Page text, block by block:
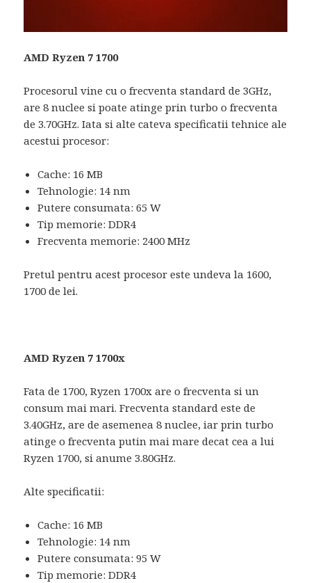
AMD Ryzen 7 1700
Procesorul vine cu o frecventa standard de 3GHz,
are 8 nuclee si poate atinge prin turbo o frecventa
de 3.70GHz. Iata si alte cateva specificatii tehnice ale
acestui procesor:
Cache: 16 MB
Tehnologie: 14 nm
Putere consumata: 65 W
Tip memorie: DDR4
Frecventa memorie: 2400 MHz
Pretul pentru acest procesor este undeva la 1600,
1700 de lei.
AMD Ryzen 7 1700x
Fata de 1700, Ryzen 1700x are o frecventa si un
consum mai mari. Frecventa standard este de
3.40GHz, are de asemenea 8 nuclee, iar prin turbo
atinge o frecventa putin mai mare decat cea a lui
Ryzen 1700, si anume 3.80GHz.
Alte specificatii:
Cache: 16 MB
Tehnologie: 14 nm
Putere consumata: 95 W
Tip memorie: DDR4